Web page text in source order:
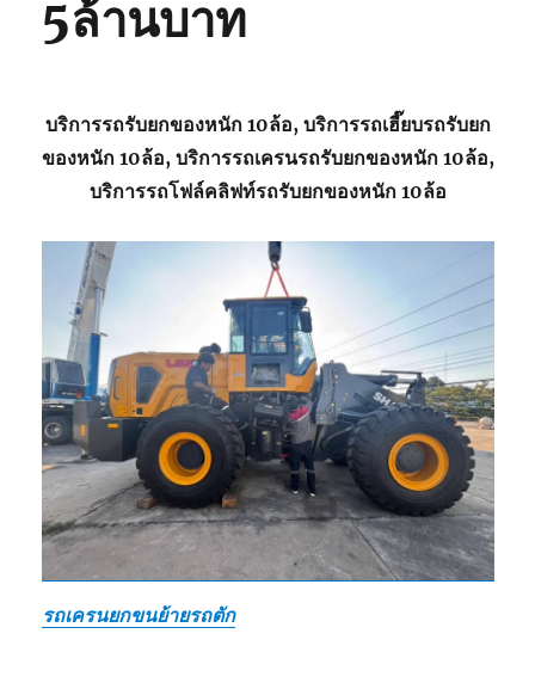
5ล้านบาท
บริการรถรับยกของหนัก 10ล้อ, บริการรถเฮี๊ยบรถรับยก
ของหนัก 10ล้อ, บริการรถเครนรถรับยกของหนัก 10ล้อ,
บริการรถโฟล์คลิฟท์รถรับยกของหนัก 10ล้อ
รถเครนยกขนย้ายรถตัก